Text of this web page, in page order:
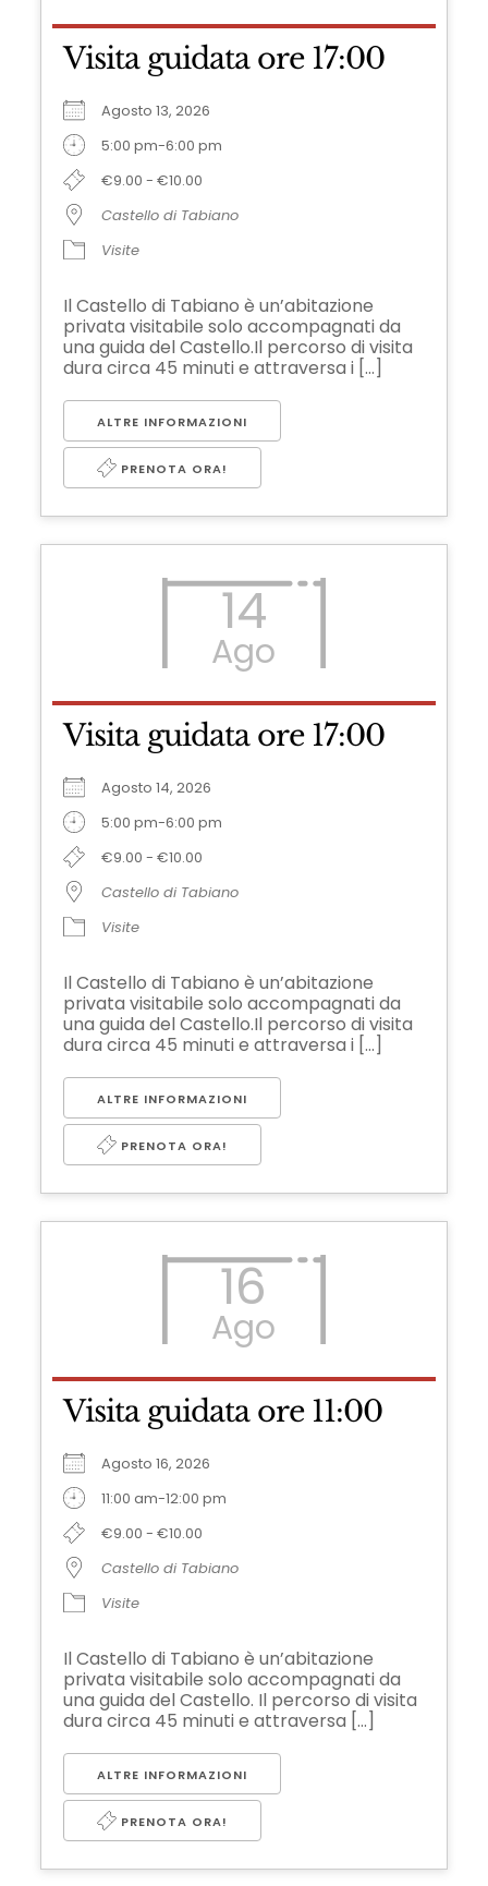
Visita guidata ore 17:00
Agosto 13, 2026
5:00 pm-6:00 pm
€9.00 - €10.00
Castello di Tabiano
Visite
Il Castello di Tabiano è un’abitazione
privata visitabile solo accompagnati da
una guida del Castello.Il percorso di visita
dura circa 45 minuti e attraversa i [...]
ALTRE INFORMAZIONI
PRENOTA ORA!
14
Ago
Visita guidata ore 17:00
Agosto 14, 2026
5:00 pm-6:00 pm
€9.00 - €10.00
Castello di Tabiano
Visite
Il Castello di Tabiano è un’abitazione
privata visitabile solo accompagnati da
una guida del Castello.Il percorso di visita
dura circa 45 minuti e attraversa i [...]
ALTRE INFORMAZIONI
PRENOTA ORA!
16
Ago
Visita guidata ore 11:00
Agosto 16, 2026
11:00 am-12:00 pm
€9.00 - €10.00
Castello di Tabiano
Visite
Il Castello di Tabiano è un’abitazione
privata visitabile solo accompagnati da
una guida del Castello. Il percorso di visita
dura circa 45 minuti e attraversa [...]
ALTRE INFORMAZIONI
PRENOTA ORA!